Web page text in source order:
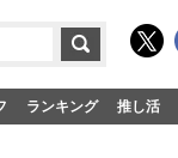
ランキング 推し活